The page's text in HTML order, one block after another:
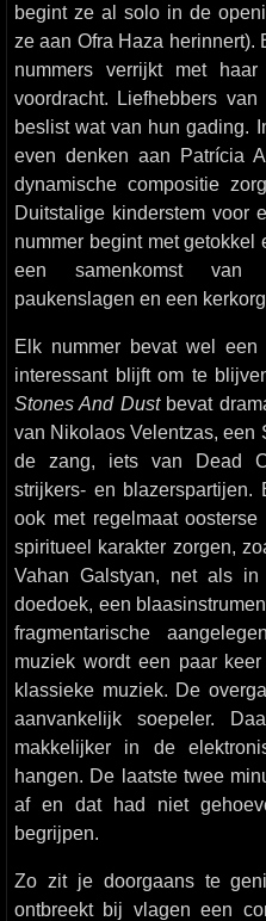
begint ze al solo in de
ze aan Ofra Haza
nummers verrijkt met
voordracht. Liefhebbers
beslist wat van hun gading.
even denken aan Patrícia
dynamische compositie
Duitstalige kinderstem voor
nummer begint met
een samenkomst van
paukenslagen en een
Elk nummer bevat wel
interessant blijft om te
Stones And Dustbevat
van Nikolaos Velentzas, een
de zang, iets van Dead
strijkers- en blazerspartijen.
ook met regelmaat
spiritueel karakter zorgen,
Vahan Galstyan, net als in
doedoek, een
fragmentarische
muziek wordt een paar
klassieke muziek. De
aanvankelijk soepeler.
makkelijker in de
hangen. De laatste twee
af en dat had niet
begrijpen.
Zo zit je doorgaans te
ontbreekt bij vlagen een